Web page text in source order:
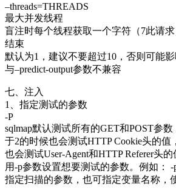
–threads=THREADS
最大并发线程
盲注时每个线程获取一个字符（7此请
结束
默认为1，建议不要超过10，否则可能
与–predict-output参数不兼容
七、注入
1、指定测试的参数
-P
sqlmap默认测试所有的GET和POST参
于2的时候也会测试HTTP Cookie头的
也会测试User-Agent和HTTP Referer头
用-p参数设置想要测试的参数。例如： -p
指定扫描的参数，也可指定变量名称，